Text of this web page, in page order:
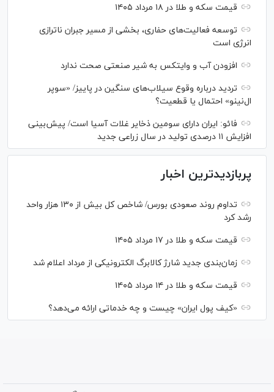
قیمت سکه و طلا در ۱۸ مرداد ۱۴۰۵
توسعه فعالیت‌های حفاری، بخشی از مسیر جبران ناترازی
انرژی است
افزودن آب و وایتکس به شیر صنعتی صحت ندارد
تردید درباره وقوع سیلاب‌های سنگین در پاییز/ «سوپر
ال‌نینو» احتمال یا قطعیت؟
فائو: ایران دارای سومین ذخایر غلات آسیا است/ پیش‌بینی
افزایش ۱۱ درصدی تولید در سال زراعی جدید
پربازدیدترین اخبار
تداوم روند صعودی بورس/ شاخص کل بیش از ۱۳۰ هزار واحد
رشد کرد
قیمت سکه و طلا در ۱۷ مرداد ۱۴۰۵
زمان‌بندی جدید شارژ کالابرگ الکترونیکی از مرداد اعلام شد
قیمت سکه و طلا در ۱۴ مرداد ۱۴۰۵
«کیف پول ایران» چیست و چه خدماتی ارائه می‌دهد؟